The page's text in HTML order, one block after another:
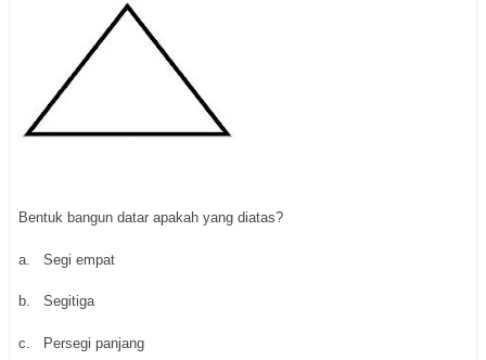
Bentuk bangun datar apakah yang diatas?
a. Segi empat
b. Segitiga
c. Persegi panjang